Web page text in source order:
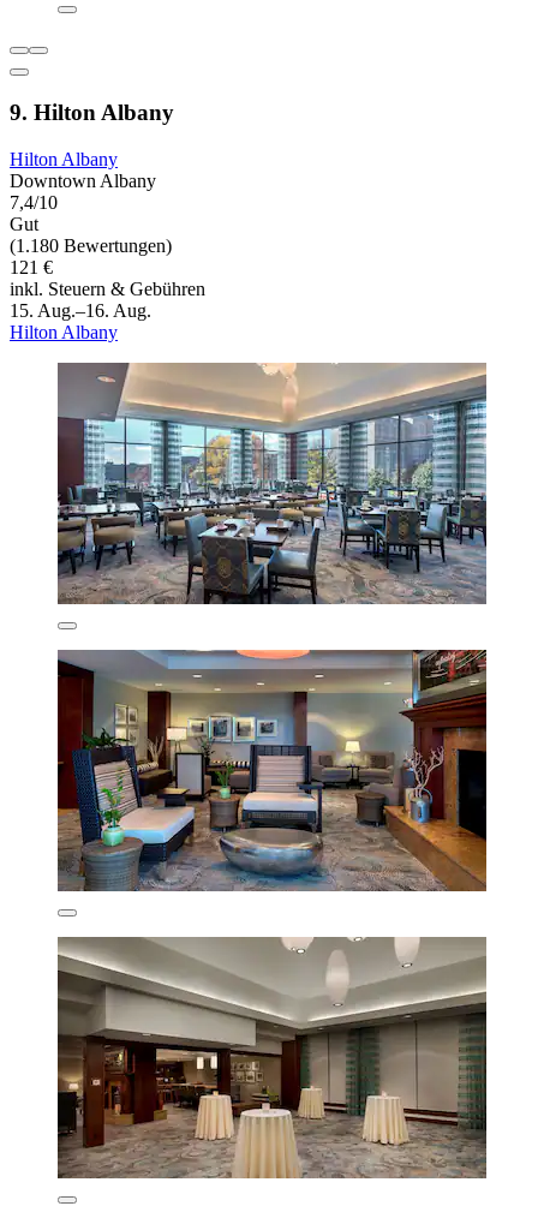
9. Hilton Albany
Hilton Albany
Downtown Albany
7,4/10
Gut
(1.180 Bewertungen)
121 €
inkl. Steuern & Gebühren
15. Aug.–16. Aug.
Hilton Albany